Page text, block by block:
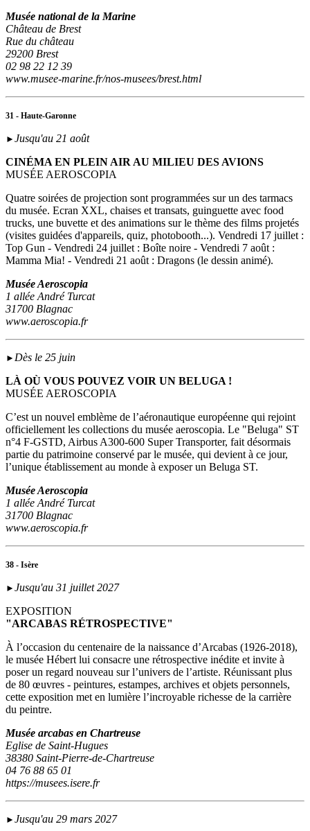
Musée national de la Marine
Château de Brest
Rue du château
29200 Brest
02 98 22 12 39
www.musee-marine.fr/nos-musees/brest.html
31 - Haute-Garonne
► Jusqu'au 21 août
CINÉMA EN PLEIN AIR AU MILIEU DES AVIONS
MUSÉE AEROSCOPIA
Quatre soirées de projection sont programmées sur un des tarmacs
du musée. Ecran XXL, chaises et transats, guinguette avec food
trucks, une buvette et des animations sur le thème des films projetés
(visites guidées d'appareils, quiz, photobooth...). Vendredi 17 juillet :
Top Gun - Vendredi 24 juillet : Boîte noire - Vendredi 7 août :
Mamma Mia! - Vendredi 21 août : Dragons (le dessin animé).
Musée Aeroscopia
1 allée André Turcat
31700 Blagnac
www.aeroscopia.fr
► Dès le 25 juin
LÀ OÙ VOUS POUVEZ VOIR UN BELUGA !
MUSÉE AEROSCOPIA
C’est un nouvel emblème de l’aéronautique européenne qui rejoint
officiellement les collections du musée aeroscopia. Le "Beluga" ST
n°4 F-GSTD, Airbus A300-600 Super Transporter, fait désormais
partie du patrimoine conservé par le musée, qui devient à ce jour,
l’unique établissement au monde à exposer un Beluga ST.
Musée Aeroscopia
1 allée André Turcat
31700 Blagnac
www.aeroscopia.fr
38 - Isère
► Jusqu'au 31 juillet 2027
EXPOSITION
"ARCABAS RÉTROSPECTIVE"
À l’occasion du centenaire de la naissance d’Arcabas (1926-2018),
le musée Hébert lui consacre une rétrospective inédite et invite à
poser un regard nouveau sur l’univers de l’artiste. Réunissant plus
de 80 œuvres - peintures, estampes, archives et objets personnels,
cette exposition met en lumière l’incroyable richesse de la carrière
du peintre.
Musée arcabas en Chartreuse
Eglise de Saint-Hugues
38380 Saint-Pierre-de-Chartreuse
04 76 88 65 01
https://musees.isere.fr
► Jusqu'au 29 mars 2027